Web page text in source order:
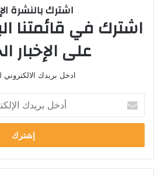
اشترك بالنشرة
اشترك في قائمتنا
على الإخبار
ادخل بريدك الالكتروني
بريدك
الإلكتروني